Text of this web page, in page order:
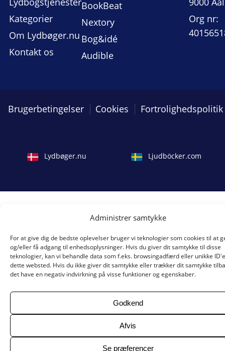
Administrer samtykke
For at give dig de bedste oplevelser bruger vi teknologier som cookies til at
og/eller få adgang til enhedsoplysninger. Hvis du giver dit samtykke til disse
teknologier, kan vi behandle data som f.eks. browsingadfærd eller unikke
dette websted. Hvis du ikke giver dit samtykke eller trækker dit samtykke
det have en negativ indvirkning på visse funktioner og egenskaber.
Godkend
Afvis
Se præferencer
Kategorier
Om Lydbøger.nu
Kontakt os
BookBeat
Nextory
Bog&idé
Audible
Org nr:
Brugerbetingelser Cookies Fortrolighedspolitik
Lydbøger.nu Ljudböcker.com